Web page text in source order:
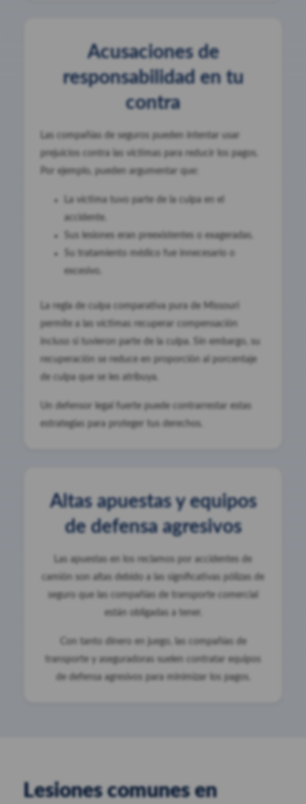
Acusaciones de
responsabilidad en tu
contra
Las compañías de seguros pueden intentar usar
prejuicios contra las víctimas para reducir los pagos.
Por ejemplo, pueden argumentar que:
La víctima tuvo parte de la culpa en el
accidente.
Sus lesiones eran preexistentes o exageradas.
Su tratamiento médico fue innecesario o
excesivo.
La regla de culpa comparativa pura de Missouri
permite a las víctimas recuperar compensación
incluso si tuvieron parte de la culpa. Sin embargo, su
recuperación se reduce en proporción al porcentaje
de culpa que se les atribuya.
Un defensor legal fuerte puede contrarrestar estas
estrategias para proteger tus derechos.
Altas apuestas y equipos
de defensa agresivos
Las apuestas en los reclamos por accidentes de
camión son altas debido a las significativas pólizas de
seguro que las compañías de transporte comercial
están obligadas a tener.
Con tanto dinero en juego, las compañías de
transporte y aseguradoras suelen contratar equipos
de defensa agresivos para minimizar los pagos.
Lesiones comunes en